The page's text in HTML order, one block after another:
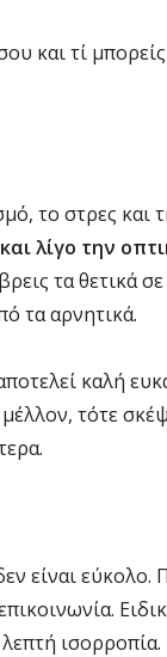
και τί
το στρες και
λίγο την
τα θετικά
τα αρνητικά.
καλή
τότε
είναι εύκολο.